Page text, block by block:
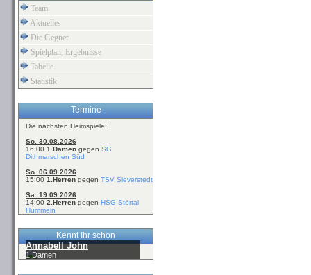
Team
Aktuelles
Die Gegner
Spielplan, Ergebnisse
Tabelle
Statistik
Termine
Die nächsten Heimspiele:
So. 30.08.2026
16:00 1.Damen gegen SG
Dithmarschen Süd
So. 06.09.2026
15:00 1.Herren gegen TSV Sieverstedt
Sa. 19.09.2026
14:00 2.Herren gegen HSG Störtal
Hummeln
Kennt Ihr schon
Annabell John
1.Damen